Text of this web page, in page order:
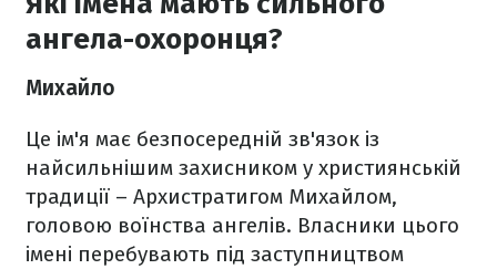
ангела-охоронця?
Михайло
Це ім'я має безпосередній зв'язок із
найсильнішим захисником у християнській
традиції – Архистратигом Михайлом,
головою воїнства ангелів. Власники цього
імені перебувають під заступництвом